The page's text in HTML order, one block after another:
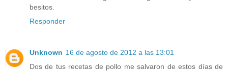
besitos.
Responder
Unknown 16 de agosto de 2012 a las 13:01
Dos de tus recetas de pollo me salvaron de estos días de